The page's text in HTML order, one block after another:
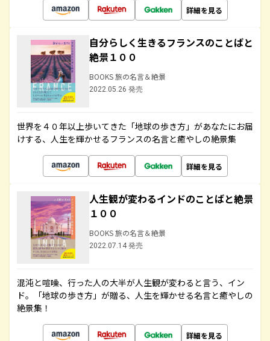
詳細を見る
自分らしく生きるフランスのことばと
絶景１００
BOOKS 旅の名言＆絶景
2022.05.26 発売
世界を４０年以上歩いてきた「地球の歩き方」があなたにお届
けする、人生を輝かせるフランスの名言と癒やしの絶景集
詳細を見る
人生観が変わるインドのことばと絶景
１００
BOOKS 旅の名言＆絶景
2022.07.14 発売
混沌と喧噪、行った人の大半が人生観が変わると言う、イン
ド。「地球の歩き方」が贈る、人生を輝かせる名言と癒やしの
絶景集！
詳細を見る